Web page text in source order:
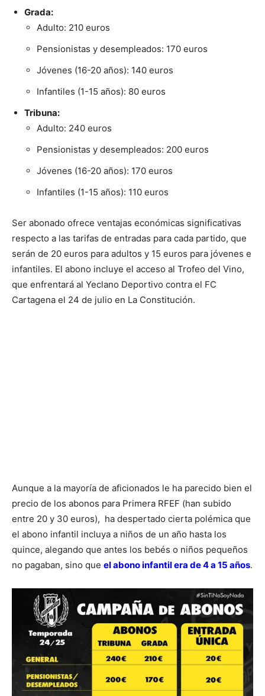
Grada:
Adulto: 210 euros
Pensionistas y desempleados: 170 euros
Jóvenes (16-20 años): 140 euros
Infantiles (1-15 años): 80 euros
Tribuna:
Adulto: 240 euros
Pensionistas y desempleados: 200 euros
Jóvenes (16-20 años): 170 euros
Infantiles (1-15 años): 110 euros
Ser abonado ofrece ventajas económicas significativas
respecto a las tarifas de entradas para cada partido, que
serán de 20 euros para adultos y 15 euros para jóvenes e
infantiles. El abono incluye el acceso al Trofeo del Vino,
que enfrentará al Yeclano Deportivo contra el FC
Cartagena el 24 de julio en La Constitución.
Aunque a la mayoría de aficionados le ha parecido bien el
precio de los abonos para Primera RFEF (han subido
entre 20 y 30 euros), ha despertado cierta polémica que
el abono infantil incluya a niños de un año hasta los
quince, alegando que antes los bebés o niños pequeños
no pagaban, sino que el abono infantil era de 4 a 15 años.